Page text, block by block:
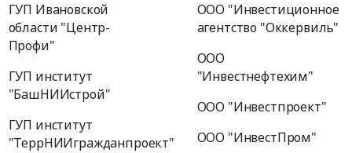
ГУП Ивановской
области "Центр-
Профи"
ГУП институт
"БашНИИстрой"
ГУП институт
"ТеррНИИгражданпроект"
ООО "Инвестиционное
агентство "Оккервиль"
ООО
"Инвестнефтехим"
ООО "Инвестпроект"
ООО "ИнвестПром"